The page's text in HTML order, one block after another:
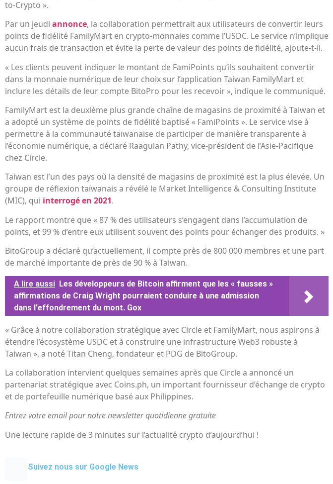
to-Crypto ».
Par un jeudi annonce, la collaboration permettrait aux utilisateurs de convertir leurs
points de fidélité FamilyMart en crypto-monnaies comme l’USDC. Le service n’implique
aucun frais de transaction et évite la perte de valeur des points de fidélité, ajoute-t-il.
« Les clients peuvent indiquer le montant de FamiPoints qu’ils souhaitent convertir
dans la monnaie numérique de leur choix sur l’application Taiwan FamilyMart et
inclure les détails de leur compte BitoPro pour les recevoir », indique le communiqué.
FamilyMart est la deuxième plus grande chaîne de magasins de proximité à Taiwan et
a adopté un système de points de fidélité baptisé « FamiPoints ». Le service vise à
permettre à la communauté taïwanaise de participer de manière transparente à
l’économie numérique, a déclaré Raagulan Pathy, vice-président de l’Asie-Pacifique
chez Circle.
Taiwan est l’un des pays où la densité de magasins de proximité est la plus élevée. Un
groupe de réflexion taïwanais a révélé le Market Intelligence & Consulting Institute
(MIC), qui interrogé en 2021.
Le rapport montre que « 87 % des utilisateurs s’engagent dans l’accumulation de
points, et 99 % d’entre eux utilisent souvent des points pour échanger des produits. »
BitoGroup a déclaré qu’actuellement, il compte près de 800 000 membres et une part
de marché importante de près de 90 % à Taiwan.
A lire aussi Les développeurs de Bitcoin affirment que les « fausses »
affirmations de Craig Wright pourraient conduire à une admission
dans l'effondrement du mont. Gox
« Grâce à notre collaboration stratégique avec Circle et FamilyMart, nous aspirons à
étendre l’écosystème USDC et à construire une infrastructure Web3 robuste à
Taiwan », a noté Titan Cheng, fondateur et PDG de BitoGroup.
La collaboration intervient quelques semaines après que Circle a annoncé un
partenariat stratégique avec Coins.ph, un important fournisseur d’échange de crypto
et de portefeuille numérique basé aux Philippines.
Entrez votre email pour notre newsletter quotidienne gratuite
Une lecture rapide de 3 minutes sur l’actualité crypto d’aujourd’hui !
Suivez nous sur Google News